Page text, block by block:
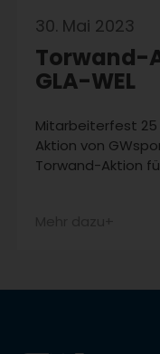
30. Mai 2023
Torwand-
GLA-WEL
Mitarbeiterfest 25
Aktion von
Torwand-Aktion